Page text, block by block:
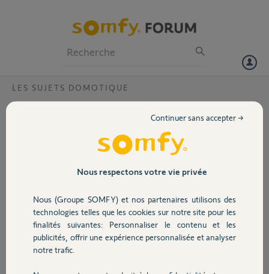
Volet
Sécurité
Domotique
LES SUJETS DOMOTIQUE
sur mon boitier TAHOMA je n'ai aucuns des mes éléments, alarme,
moteur de VR, portail, porte de garage, caméras intérieurs et
Lionel B.
Nous respectons votre vie privée
Nous (Groupe SOMFY) et nos partenaires utilisons des
technologies telles que les cookies sur notre site pour les
finalités suivantes: Personnaliser le contenu et les
publicités, offrir une expérience personnalisée et analyser
notre trafic.
Continuer sans accepter →